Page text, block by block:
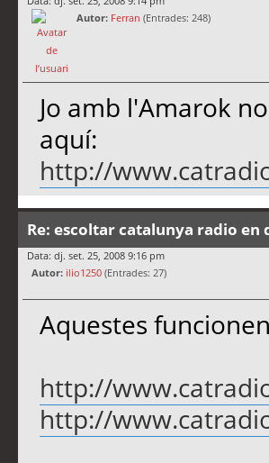
Autor: Ferran (Entrades: 248)
Jo amb l'Amarok
aquí:
http://
Re: escoltar catalunya radio en
Data: dj. set. 25, 2008 9:16 pm
Autor: ilio1250 (Entrades: 27)
Aquestes
http://
http://